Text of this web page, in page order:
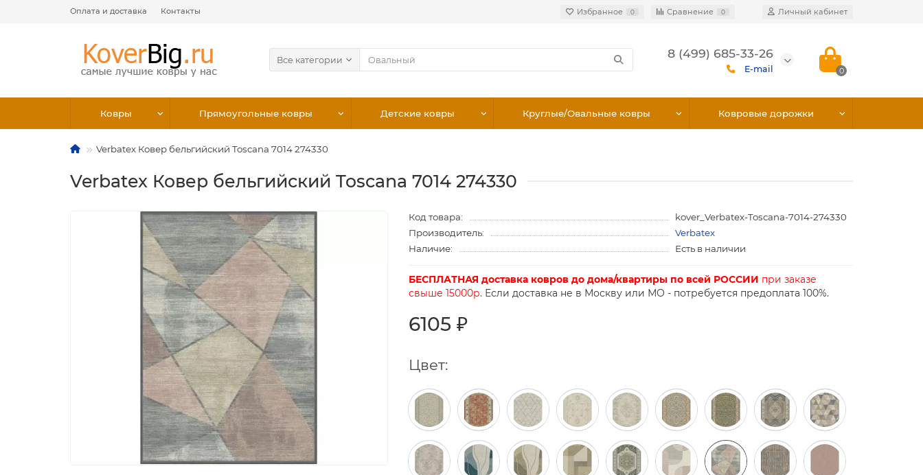
Оплата и доставка Контакты Избранное 0 Сравнение 0 Личный кабинет
Все категории 8 (499) 685-33-26
E-mail 0
Ковры Прямоугольные ковры Детские ковры Круглые/Овальные ковры Ковровые дорожки
Verbatex Ковер бельгийский Toscana 7014 274330
Verbatex Ковер бельгийский Toscana 7014 274330
Код товара:
kover_Verbatex-Toscana-7014-274330
Производитель:
Verbatex
Наличие:
Есть в наличии
БЕСПЛАТНАЯ доставка ковров до дома/квартиры по всей РОССИИ при заказе
свыше 15000р. Если доставка не в Москву или МО - потребуется предоплата 100%.
6105 ₽
Цвет: